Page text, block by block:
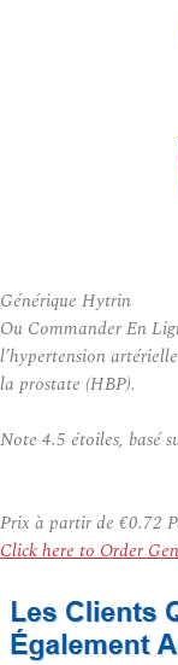
Générique Hytrin
Ou Commander En
l’hypertension
la prostate (HBP).
Note 4.5 étoiles, basé
Prix à partir de €0.72
Click here to Order